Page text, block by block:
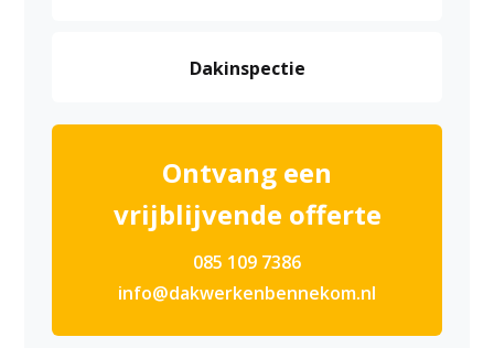
Dakinspectie
Ontvang een
vrijblijvende offerte
085 109 7386
info@dakwerkenbennekom.nl